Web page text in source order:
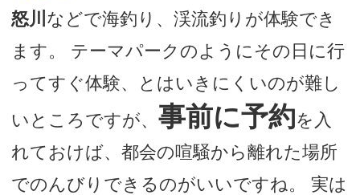
怒川 などで海釣り、渓流釣りが体験でき
ます。 テーマパークのようにその日に行
ってすぐ体験、とはいきにくいのが難し
いところですが、 事前に予約を入
れておけば、都会の喧騒から離れた場所
でのんびりできるのがいいですね。 実は